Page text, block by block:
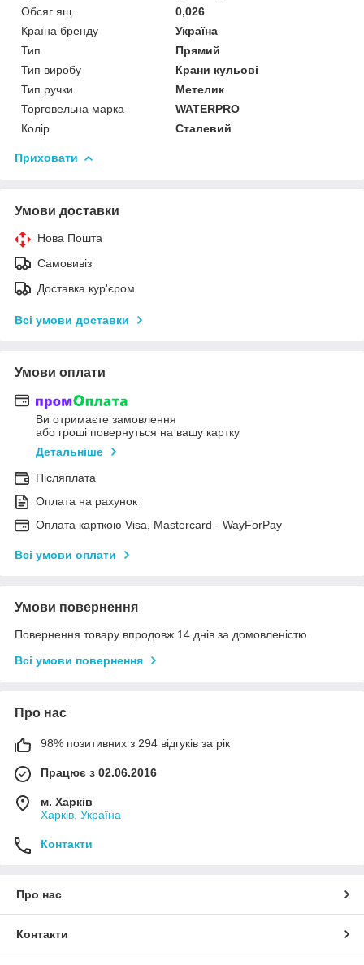
Обсяг ящ.
0,026
Країна бренду
Україна
Тип
Прямий
Тип виробу
Крани кульові
Тип ручки
Метелик
Торговельна марка
WATERPRO
Колір
Сталевий
Приховати
Умови доставки
Нова Пошта
Самовивіз
Доставка кур'єром
Всі умови доставки
Умови оплати
Ви отримаєте замовлення
або гроші повернуться на вашу картку
Детальніше
Післяплата
Оплата на рахунок
Оплата карткою Visa, Mastercard - WayForPay
Всі умови оплати
Умови повернення
Повернення товару впродовж 14 днів за домовленістю
Всі умови повернення
Про нас
98% позитивних з 294 відгуків за рік
Працює з 02.06.2016
м. Харків
Харків, Україна
Контакти
Про нас
Контакти